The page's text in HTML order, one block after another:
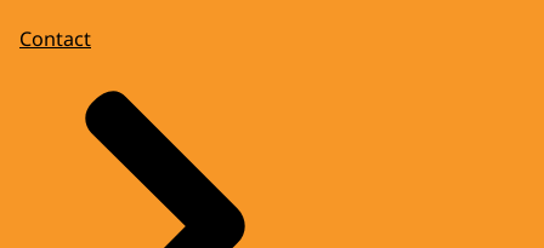
Contact